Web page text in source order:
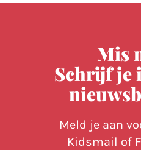
Mis
Schrijf je
Meld je aan
Kidsmail of